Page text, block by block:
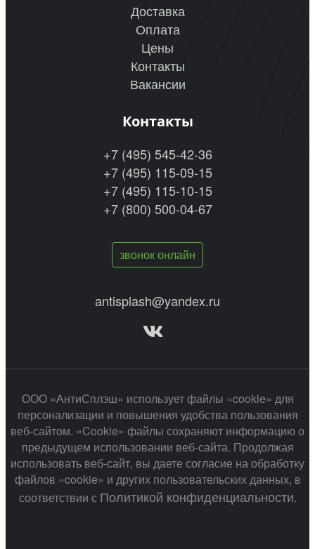
Доставка
Оплата
Цены
Контакты
Вакансии
Контакты
+7 (495) 545-42-36
+7 (495) 115-09-15
+7 (495) 115-10-15
+7 (800) 500-04-67
звонок онлайн
antisplash@yandex.ru
ООО «АнтиСплэш» использует файлы «cookie» для
персонализации и повышения удобства пользования
веб-сайтом. «Cookie» файлы сохраняют информацию о
предыдущем использовании веб-сайта. Продолжая
использовать веб-сайт, вы даете согласие на обработку
файлов «cookie» и других пользовательских данных, в
соответствии с Политикой конфиденциальности.